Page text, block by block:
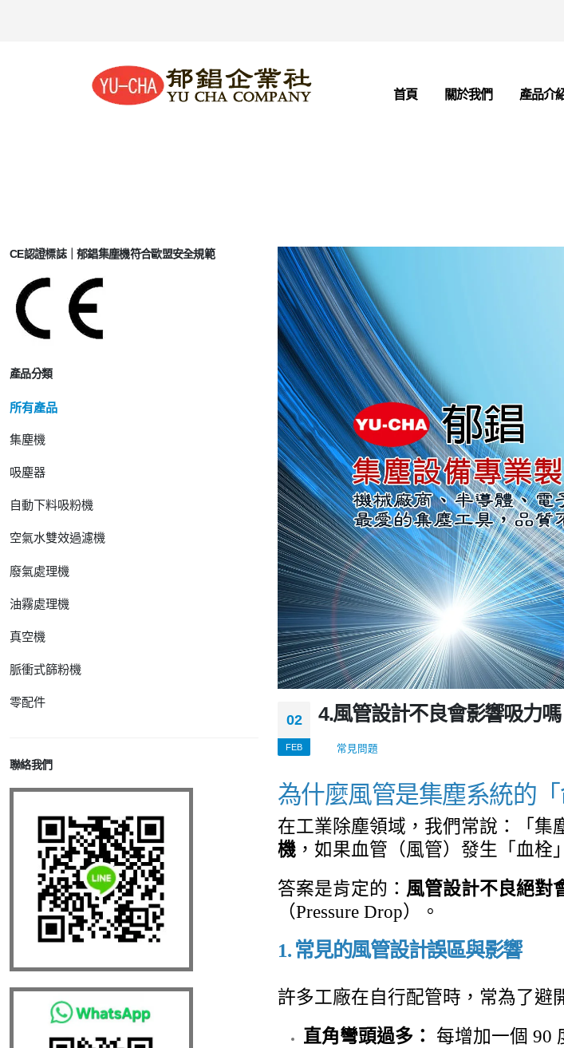
首頁 關於我們 產品介
CE認證標誌｜郁錩集塵機符合歐盟安全規範
產品分類
所有產品
集塵機
吸塵器
自動下料吸粉機
空氣水雙效過濾機
廢氣處理機
油霧處理機
真空機
脈衝式篩粉機
零配件
聯絡我們
02
FEB
4.風管設計不良會影響吸力嗎
常見問題
為什麼風管是集塵系統的「
在工業除塵領域，我們常說：「集
機 ，如果血管（風管）發生「血
答案是肯定的： 風管設計不良絕對
（Pressure Drop）。
1. 常見的風管設計誤區與影響
許多工廠在自行配管時，常為了避
直角彎頭過多：
每增加一個 90